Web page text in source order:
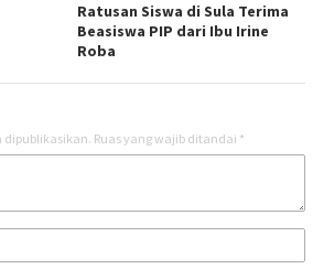
Ratusan Siswa di Sula Terima
Beasiswa PIP dari Ibu Irine
Roba
Ruas yang wajib ditandai *